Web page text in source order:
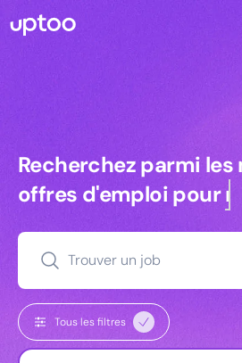
Recherchez parmi
Recherchez parmi les
offres d'emploi pour
Trouver un job
Tous les filtres